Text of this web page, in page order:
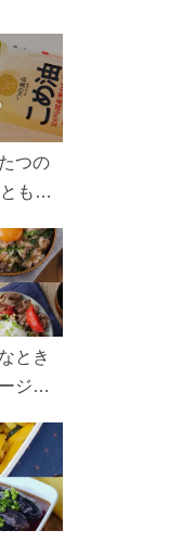
つの
もに
で。
ツを
とき
ジ！
ょ